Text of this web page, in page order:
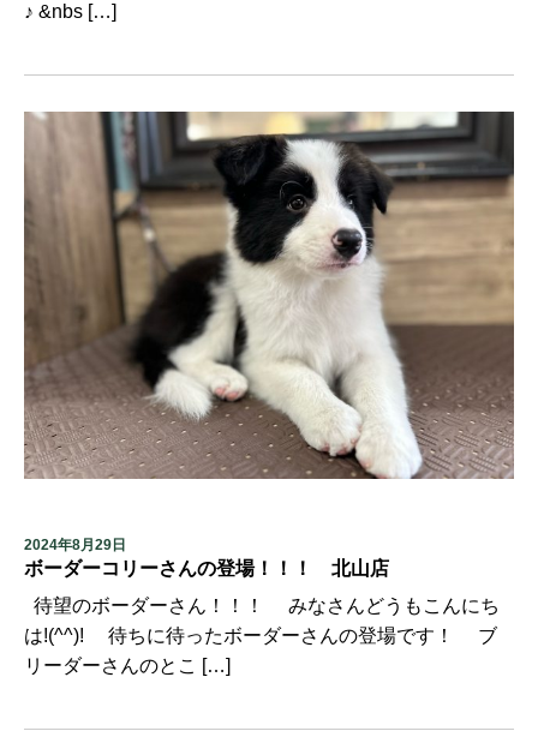
♪ &nbs […]
2024年8月29日
ボーダーコリーさんの登場！！！ 北山店
待望のボーダーさん！！！ みなさんどうもこんにち
は!(^^)! 待ちに待ったボーダーさんの登場です！ ブ
リーダーさんのとこ […]